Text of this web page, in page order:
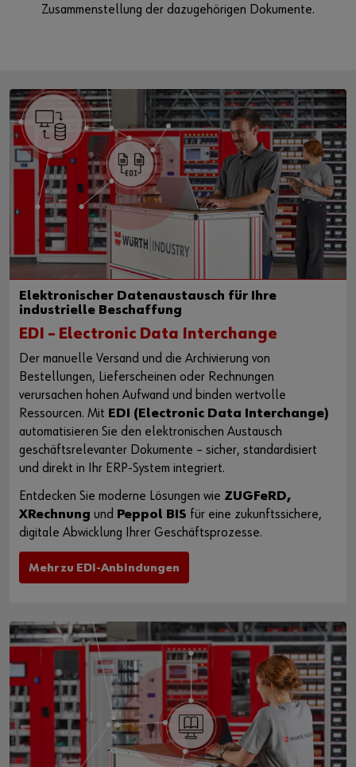
Zusammenstellung der dazugehörigen Dokumente.
Elektronischer Datenaustausch für Ihre
industrielle Beschaffung
EDI – Electronic Data Interchange
Der manuelle Versand und die Archivierung von
Bestellungen, Lieferscheinen oder Rechnungen
verursachen hohen Aufwand und binden wertvolle
Ressourcen. Mit EDI (Electronic Data Interchange)
automatisieren Sie den elektronischen Austausch
geschäftsrelevanter Dokumente – sicher, standardisiert
und direkt in Ihr ERP-System integriert.
Entdecken Sie moderne Lösungen wie ZUGFeRD,
XRechnung und Peppol BIS für eine zukunftssichere,
digitale Abwicklung Ihrer Geschäftsprozesse.
Mehr zu EDI-Anbindungen